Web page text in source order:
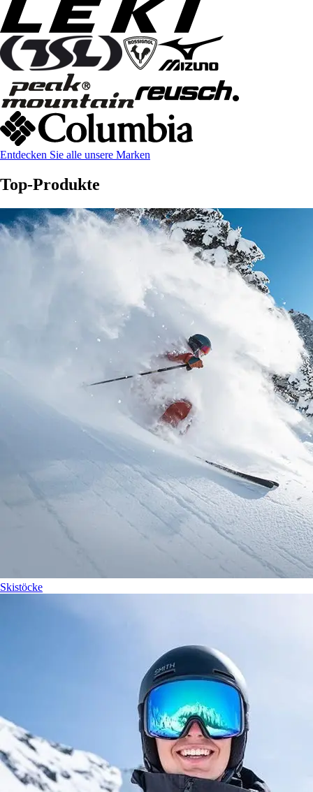
Entdecken Sie alle unsere Marken
Top-Produkte
Skistöcke